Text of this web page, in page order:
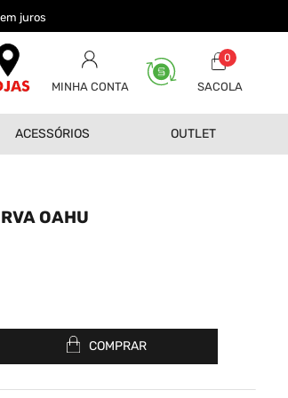
juros
MINHA CONTA
0
ACESSÓRIOS OUTLET
OAHU
COMPRAR